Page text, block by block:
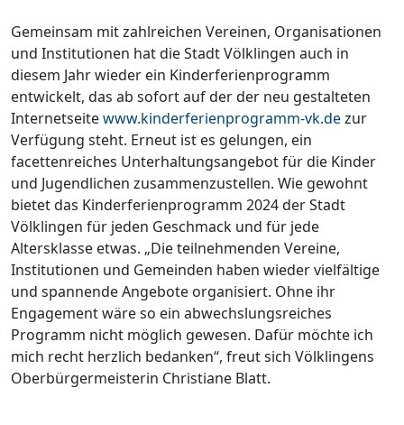
Gemeinsam mit zahlreichen Vereinen, Organisationen
und Institutionen hat die Stadt Völklingen auch in
diesem Jahr wieder ein Kinderferienprogramm
entwickelt, das ab sofort auf der der neu gestalteten
Internetseitewww.kinderferienprogramm-vk.dezur
Verfügung steht. Erneut ist es gelungen, ein
facettenreiches Unterhaltungsangebot für die Kinder
und Jugendlichen zusammenzustellen. Wie gewohnt
bietet das Kinderferienprogramm 2024 der Stadt
Völklingen für jeden Geschmack und für jede
Altersklasse etwas. „Die teilnehmenden Vereine,
Institutionen und Gemeinden haben wieder vielfältige
und spannende Angebote organisiert. Ohne ihr
Engagement wäre so ein abwechslungsreiches
Programm nicht möglich gewesen. Dafür möchte ich
mich recht herzlich bedanken“, freut sich Völklingens
Oberbürgermeisterin Christiane Blatt.